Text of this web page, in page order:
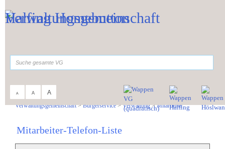
A A A
Verwaltungsgemeinschaft>Bürgerservice>Verwaltung>Mitarbeiter
Mitarbeiter-Telefon-Liste